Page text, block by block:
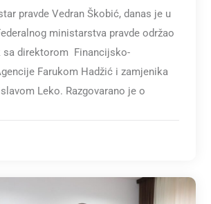
pravde Vedran Škobić, danas je u
ministarstva pravde održao
sa direktorom Financijsko-
Farukom Hadžić i zamjenika
Leko. Razgovarano je o